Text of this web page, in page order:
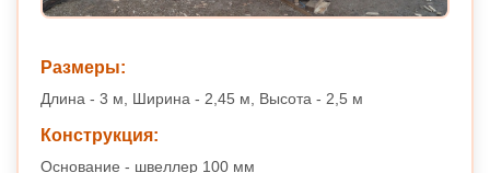
Размеры:
Длина - 3 м, Ширина - 2,45 м, Высота - 2,5 м
Конструкция:
Основание - швеллер 100 мм